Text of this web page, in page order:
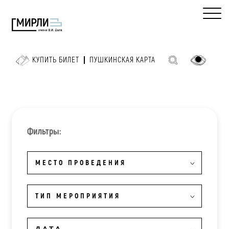
КУПИТЬ БИЛЕТ ПУШКИНСКАЯ КАРТА
Фильтры:
МЕСТО ПРОВЕДЕНИЯ
ТИП МЕРОПРИЯТИЯ